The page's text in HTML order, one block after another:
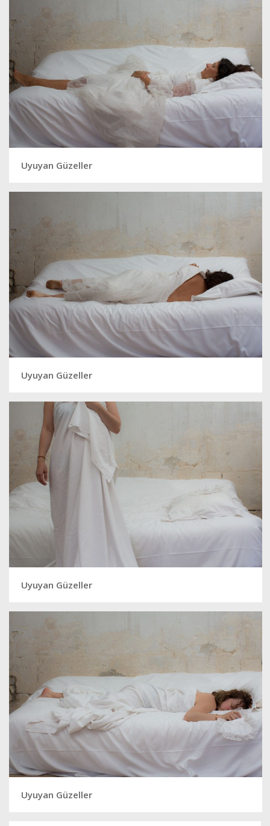
Uyuyan Güzeller
Uyuyan Güzeller
Uyuyan Güzeller
Uyuyan Güzeller